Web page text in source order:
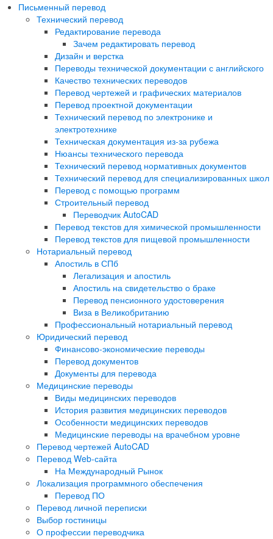
Письменный перевод
Технический перевод
Редактирование перевода
Зачем редактировать перевод
Дизайн и верстка
Переводы технической документации с английского
Качество технических переводов
Перевод чертежей и графических материалов
Перевод проектной документации
Технический перевод по электронике и
электротехнике
Техническая документация из-за рубежа
Нюансы технического перевода
Технический перевод нормативных документов
Технический перевод для специализированных школ
Перевод с помощью программ
Строительный перевод
Переводчик AutoCAD
Перевод текстов для химической промышленности
Перевод текстов для пищевой промышленности
Нотариальный перевод
Апостиль в СПб
Легализация и апостиль
Апостиль на свидетельство о браке
Перевод пенсионного удостоверения
Виза в Великобританию
Профессиональный нотариальный перевод
Юридический перевод
Финансово-экономические переводы
Перевод документов
Документы для перевода
Медицинские переводы
Виды медицинских переводов
История развития медицинских переводов
Особенности медицинских переводов
Медицинские переводы на врачебном уровне
Перевод чертежей AutoCAD
Перевод Web-сайта
На Международный Рынок
Локализация программного обеспечения
Перевод ПО
Перевод личной переписки
Выбор гостиницы
О профессии переводчика